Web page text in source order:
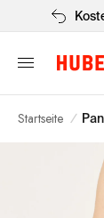
Startseite /